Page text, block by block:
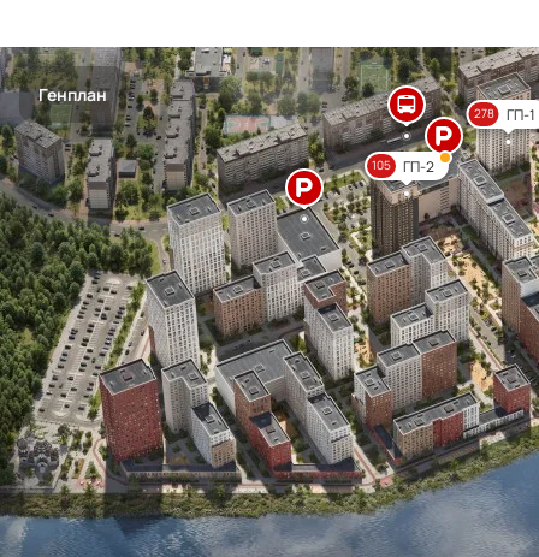
Генплан
278 ГП-1
105 ГП-2